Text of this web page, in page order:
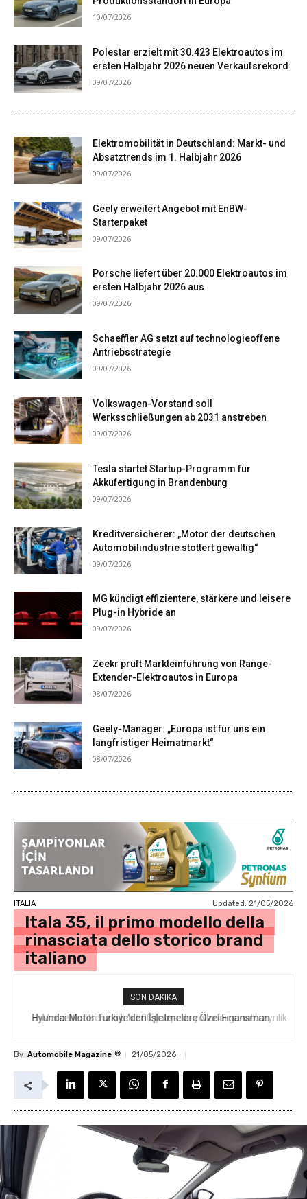
10/07/2026
Polestar erzielt mit 30.423 Elektroautos im
ersten Halbjahr 2026 neuen Verkaufsrekord
09/07/2026
Elektromobilität in Deutschland: Markt- und
Absatztrends im 1. Halbjahr 2026
09/07/2026
Geely erweitert Angebot mit EnBW-
Starterpaket
09/07/2026
Porsche liefert über 20.000 Elektroautos im
ersten Halbjahr 2026 aus
09/07/2026
Schaeffler AG setzt auf technologieoffene
Antriebsstrategie
09/07/2026
Volkswagen-Vorstand soll
Werksschließungen ab 2031 anstreben
09/07/2026
Tesla startet Startup-Programm für
Akkufertigung in Brandenburg
09/07/2026
Kreditversicherer: „Motor der deutschen
Automobilindustrie stottert gewaltig“
09/07/2026
MG kündigt effizientere, stärkere und leisere
Plug-in Hybride an
09/07/2026
Zeekr prüft Markteinführung von Range-
Extender-Elektroautos in Europa
08/07/2026
Geely-Manager: „Europa ist für uns ein
langfristiger Heimatmarkt“
08/07/2026